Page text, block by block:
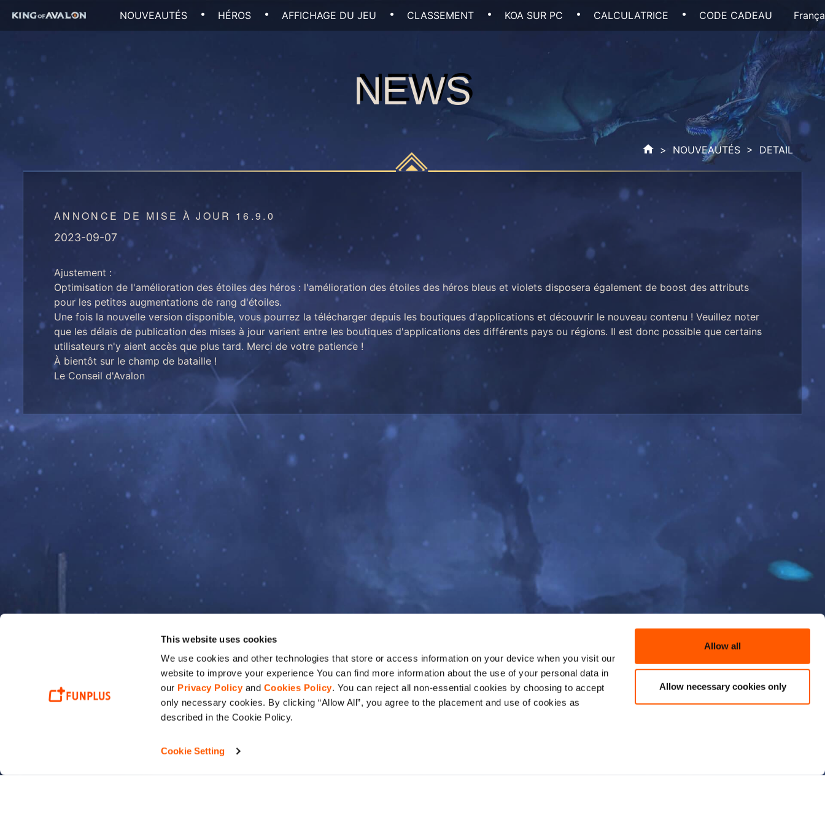
This website uses cookies
We use cookies and other technologies that store or access information on your device when you visit our
website to improve your experience You can find more information about the use of your personal data in
our Privacy Policy and Cookies Policy. You can reject all non-essential cookies by choosing to accept
only necessary cookies. By clicking “Allow All”, you agree to the placement and use of cookies as
described in the Cookie Policy.
Cookie Setting
Allow all
Allow necessary cookies only
NOUVEAUTÉS HÉROS AFFICHAGE DU JEU CLASSEMENT KOA SUR PC CALCULATRICE CODE CADEAU
NEWS
NEWS
> NOUVEAUTÉS > DETAIL
ANNONCE DE MISE À JOUR 16.9.0
2023-09-07
Ajustement :
Optimisation de l'amélioration des étoiles des héros : l'amélioration des étoiles des héros bleus et violets disposera également de boost des attributs
pour les petites augmentations de rang d'étoiles.
Une fois la nouvelle version disponible, vous pourrez la télécharger depuis les boutiques d'applications et découvrir le nouveau contenu ! Veuillez noter
que les délais de publication des mises à jour varient entre les boutiques d'applications des différents pays ou régions. Il est donc possible que certains
utilisateurs n'y aient accès que plus tard. Merci de votre patience !
À bientôt sur le champ de bataille !
Le Conseil d'Avalon